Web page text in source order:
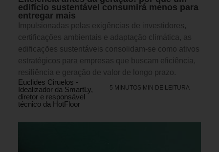
edifício sustentável consumirá menos para
entregar mais
Impulsionadas pelas exigências de investidores,
certificações ambientais e adaptação climática, as
edificações sustentáveis consolidam-se como ativos
estratégicos para empresas que buscam eficiência,
resiliência e geração de valor de longo prazo.
Euclides Ciruelos -
Idealizador da SmartLy,
diretor e responsável
técnico da HotFloor
5 MINUTOS MIN DE LEITURA